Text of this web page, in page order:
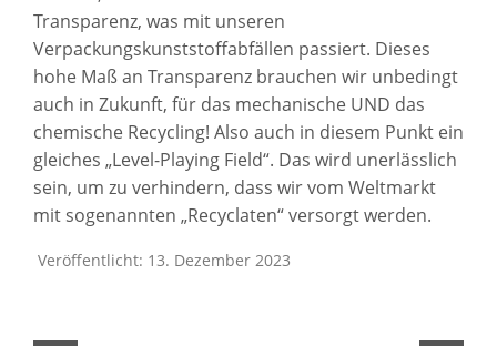
Transparenz, was mit unseren
Verpackungskunststoffabfällen passiert. Dieses
hohe Maß an Transparenz brauchen wir unbedingt
auch in Zukunft, für das mechanische UND das
chemische Recycling! Also auch in diesem Punkt ein
gleiches „Level-Playing Field“. Das wird unerlässlich
sein, um zu verhindern, dass wir vom Weltmarkt
mit sogenannten „Recyclaten“ versorgt werden.
Veröffentlicht: 13. Dezember 2023